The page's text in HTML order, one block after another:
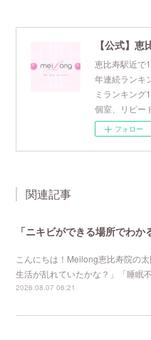
恵比寿駅近で
年連続ランキ
ミランキング
個室、リピー
フォロー
関連記事
こんにちは！Meilong恵比寿院の
生活が乱れていたかな？」「睡眠
2026.08.07 06:21